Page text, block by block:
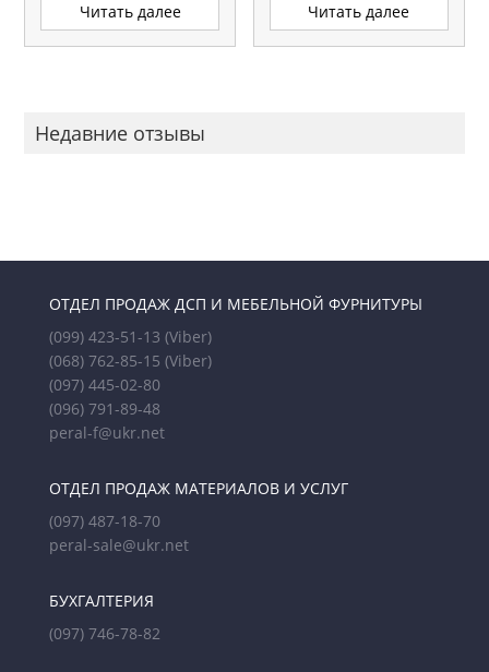
Читать далее Читать далее
Недавние отзывы
ОТДЕЛ ПРОДАЖ ДСП И МЕБЕЛЬНОЙ ФУРНИТУРЫ
(099) 423-51-13 (Viber)
(068) 762-85-15 (Viber)
(097) 445-02-80
(096) 791-89-48
peral-f@ukr.net
ОТДЕЛ ПРОДАЖ МАТЕРИАЛОВ И УСЛУГ
(097) 487-18-70
peral-sale@ukr.net
БУХГАЛТЕРИЯ
(097) 746-78-82